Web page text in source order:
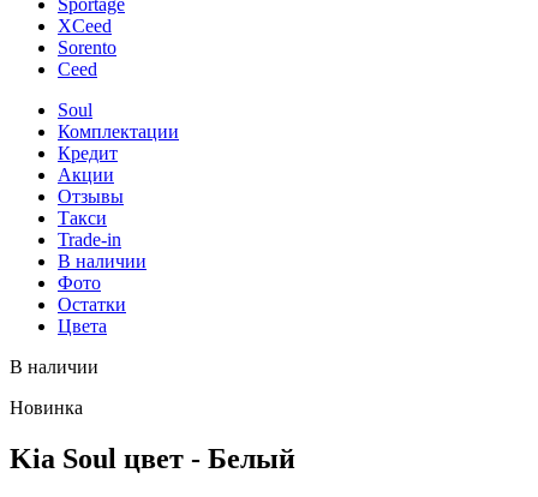
Sportage
XCeed
Sorento
Ceed
Soul
Комплектации
Кредит
Акции
Отзывы
Такси
Trade-in
В наличии
Фото
Остатки
Цвета
В наличии
Новинка
Kia Soul цвет - Белый